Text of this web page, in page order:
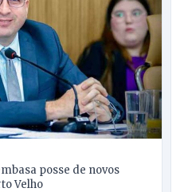
posse de novos
Velho